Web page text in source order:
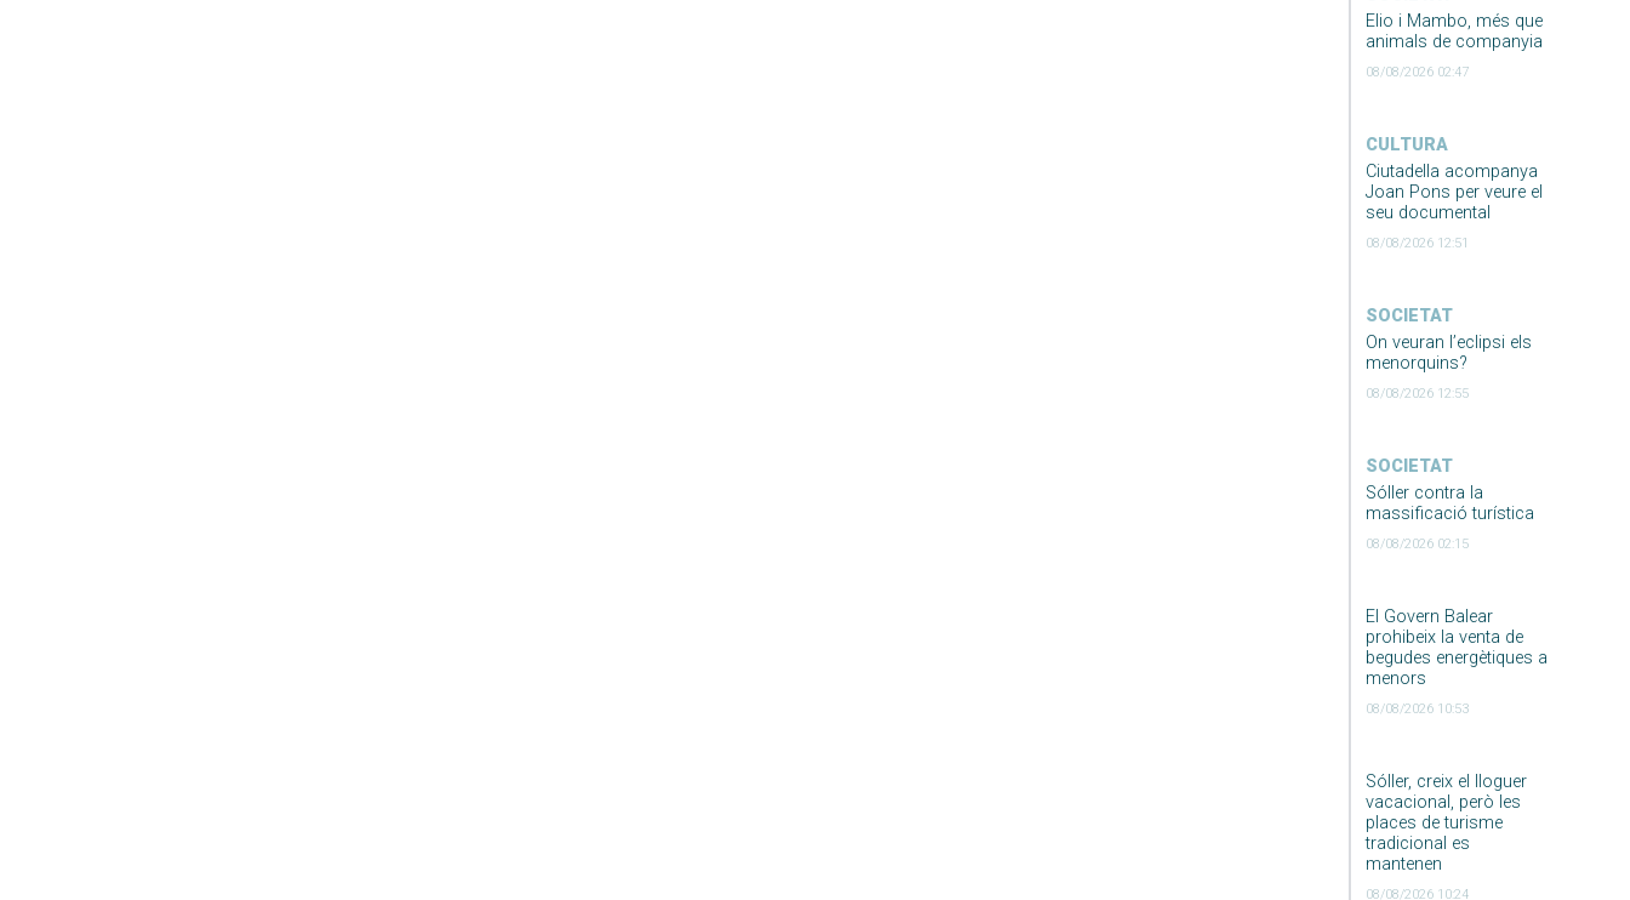
Elio i Mambo, més que
animals de companyia
08/08/2026 02:47
CULTURA
Ciutadella acompanya
Joan Pons per veure el
seu documental
08/08/2026 12:51
SOCIETAT
On veuran l’eclipsi els
menorquins?
08/08/2026 12:55
SOCIETAT
Sóller contra la
massificació turística
08/08/2026 02:15
El Govern Balear
prohibeix la venta de
begudes energètiques a
menors
08/08/2026 10:53
Sóller, creix el lloguer
vacacional, però les
places de turisme
tradicional es
mantenen
08/08/2026 10:24